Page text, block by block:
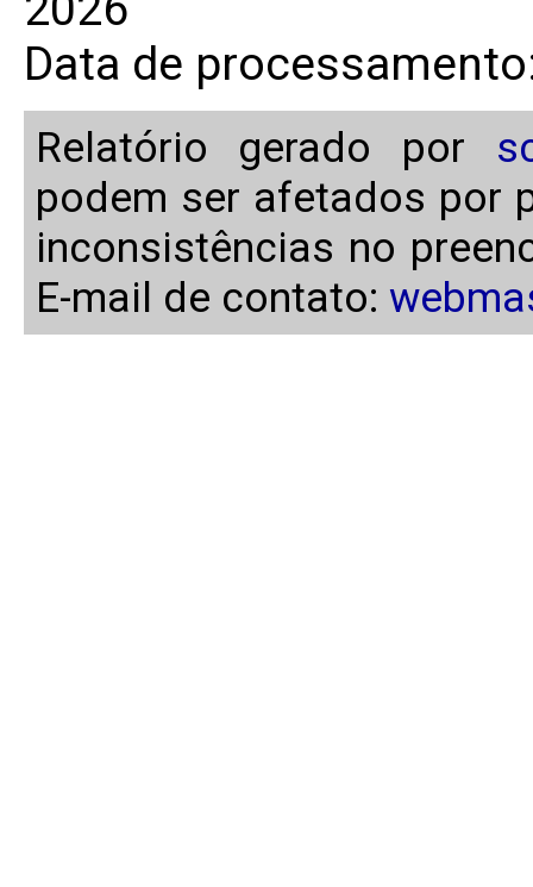
Data de
Relatório gerado por
podem ser afetados por
inconsistências no
E-mail de contato: